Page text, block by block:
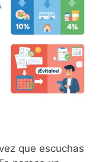
que escuchas